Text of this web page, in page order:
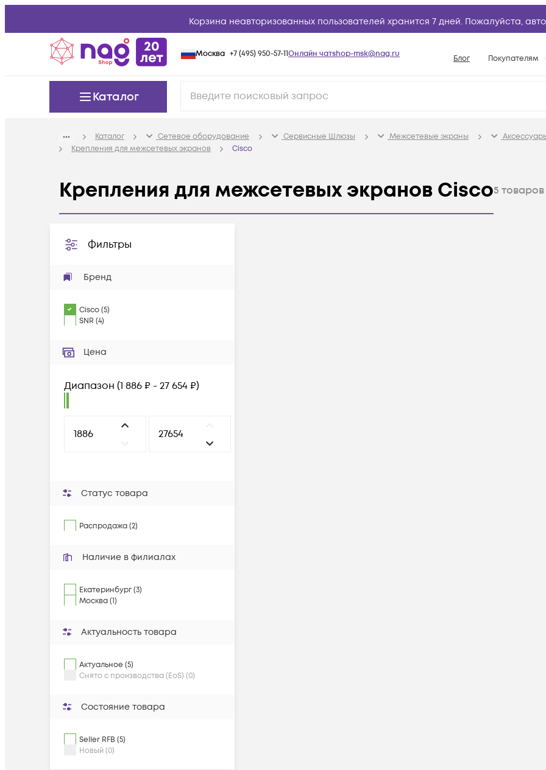
Корзина неавторизованных пользователей хранится 7 дней. Пожалуйста,
Москва +7 (495) 950-57-11Онлайн чатshop-msk@nag.ru Блог Покупателям
Условия
Возврат
Каталог
Каталог Сетевое оборудование Сервисные Шлюзы Межсетевые экраны
Крепления для межсетевых экранов
Cisco
Крепления для межсетевых экранов Cisco5 товаров
Фильтры
Бренд
Cisco(5)
SNR (4)
Цена
Диапазон (1 886 ₽ - 27 654 ₽)
Статус товара
Распродажа (2)
Наличие в филиалах
Екатеринбург (3)
Москва (1)
Актуальность товара
Актуальное (5)
Снято с производства (EoS) (0)
Состояние товара
Seller RFB (5)
Новый (0)